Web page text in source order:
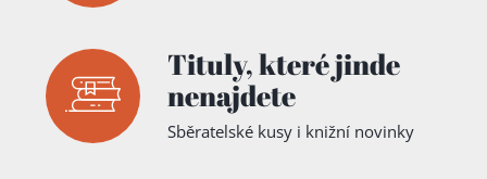
Tituly,které jinde
nenajdete
Sběratelské kusy i knižní novinky